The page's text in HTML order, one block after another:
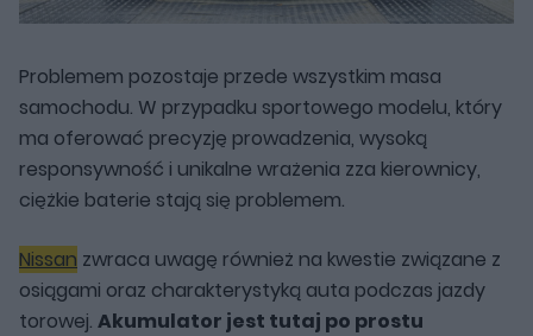
Problemem pozostaje przede wszystkim masa
samochodu. W przypadku sportowego modelu, który
ma oferować precyzję prowadzenia, wysoką
responsywność i unikalne wrażenia zza kierownicy,
ciężkie baterie stają się problemem.
Nissan zwraca uwagę również na kwestie związane z
osiągami oraz charakterystyką auta podczas jazdy
torowej. Akumulator jest tutaj po prostu